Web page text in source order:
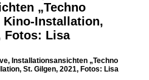
Installationsansichten „Techno
St. Gilgen, 2021, Fotos: Lisa